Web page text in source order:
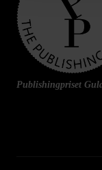
Publishingpriset